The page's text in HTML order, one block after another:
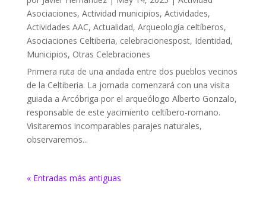
Asociaciones, Actividad municipios, Actividades,
Actividades AAC, Actualidad, Arqueología celtíberos,
Asociaciones Celtiberia, celebracionespost, Identidad,
Municipios, Otras Celebraciones
Primera ruta de una andada entre dos pueblos vecinos
de la Celtiberia. La jornada comenzará con una visita
guiada a Arcóbriga por el arqueólogo Alberto Gonzalo,
responsable de este yacimiento celtíbero-romano.
Visitaremos incomparables parajes naturales,
observaremos...
« Entradas más antiguas